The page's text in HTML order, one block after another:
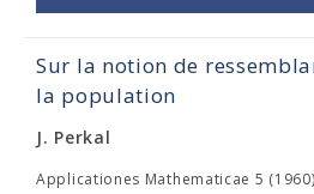
Sur la notion de
la population
J. Perkal
Applicationes Mathematicae 5